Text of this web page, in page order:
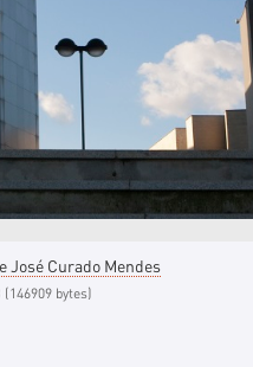
José Curado Mendes
bytes)